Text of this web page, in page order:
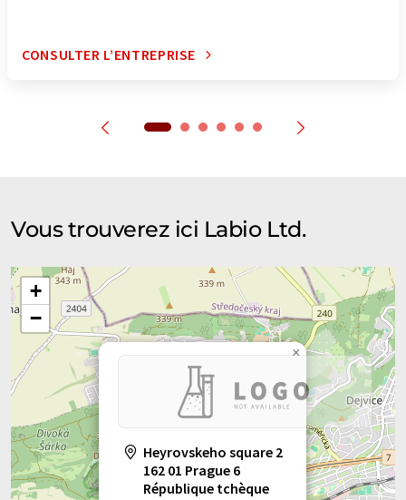
CONSULTER L’ENTREPRISE
Vous trouverez ici Labio Ltd.
Heyrovskeho square 2
162 01 Prague 6
République tchèque
×
+
−